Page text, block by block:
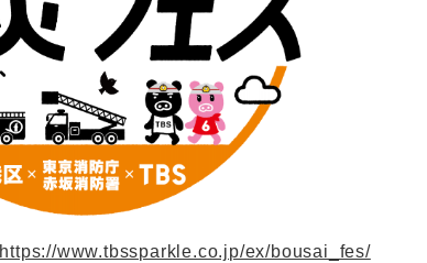
https://www.tbssparkle.co.jp/ex/bousai_fes/